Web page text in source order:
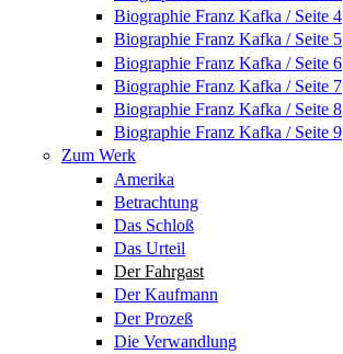
Biographie Franz Kafka / Seite 4
Biographie Franz Kafka / Seite 5
Biographie Franz Kafka / Seite 6
Biographie Franz Kafka / Seite 7
Biographie Franz Kafka / Seite 8
Biographie Franz Kafka / Seite 9
Zum Werk
Amerika
Betrachtung
Das Schloß
Das Urteil
Der Fahrgast
Der Kaufmann
Der Prozeß
Die Verwandlung